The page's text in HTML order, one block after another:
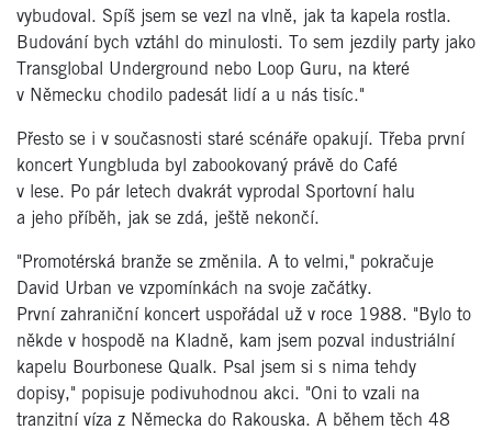
vybudoval. Spíš jsem se vezl na vlně, jak ta kapela rostla.
Budování bych vztáhl do minulosti. To sem jezdily party jako
Transglobal Underground nebo Loop Guru, na které
v Německu chodilo padesát lidí a u nás tisíc."
Přesto se i v současnosti staré scénáře opakují. Třeba první
koncert Yungbluda byl zabookovaný právě do Café
v lese. Po pár letech dvakrát vyprodal Sportovní halu
a jeho příběh, jak se zdá, ještě nekončí.
"Promotérská branže se změnila. A to velmi," pokračuje
David Urban ve vzpomínkách na svoje začátky.
První zahraniční koncert uspořádal už v roce 1988. "Bylo to
někde v hospodě na Kladně, kam jsem pozval industriální
kapelu Bourbonese Qualk. Psal jsem si s nima tehdy
dopisy," popisuje podivuhodnou akci. "Oni to vzali na
tranzitní víza z Německa do Rakouska. A během těch 48